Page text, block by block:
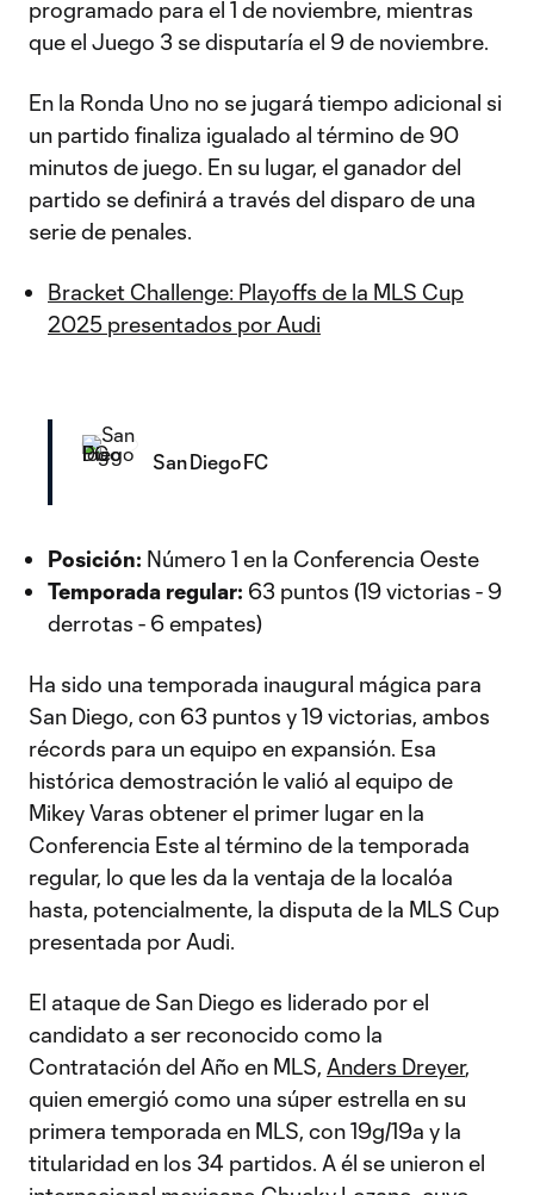
programado para el 1 de noviembre, mientras
que el Juego 3 se disputaría el 9 de noviembre.
En la Ronda Uno no se jugará tiempo adicional si
un partido finaliza igualado al término de 90
minutos de juego. En su lugar, el ganador del
partido se definirá a través del disparo de una
serie de penales.
Bracket Challenge: Playoffs de la MLS Cup
2025 presentados por Audi
San Diego FC
Posición: Número 1 en la Conferencia Oeste
Temporada regular: 63 puntos (19 victorias - 9
derrotas - 6 empates)
Ha sido una temporada inaugural mágica para
San Diego, con 63 puntos y 19 victorias, ambos
récords para un equipo en expansión. Esa
histórica demostración le valió al equipo de
Mikey Varas obtener el primer lugar en la
Conferencia Este al término de la temporada
regular, lo que les da la ventaja de la localóa
hasta, potencialmente, la disputa de la MLS Cup
presentada por Audi.
El ataque de San Diego es liderado por el
candidato a ser reconocido como la
Contratación del Año en MLS, Anders Dreyer,
quien emergió como una súper estrella en su
primera temporada en MLS, con 19g/19a y la
titularidad en los 34 partidos. A él se unieron el